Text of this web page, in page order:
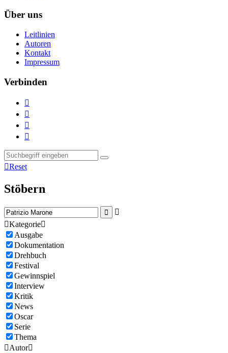
Über uns
Leitlinien
Autoren
Kontakt
Impressum
Verbinden




Reset
Stöbern


Kategorie
Ausgabe
Dokumentation
Drehbuch
Festival
Gewinnspiel
Interview
Kritik
News
Oscar
Serie
Thema
Autor